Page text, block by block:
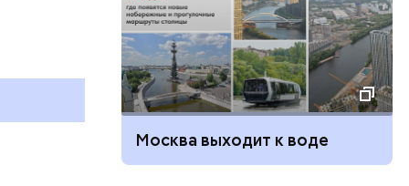
День шевеления пальцами ног
и Международный день
подкаблучника: какие
праздники отмечают в России
и мире 6 августа
Москва выходит к воде